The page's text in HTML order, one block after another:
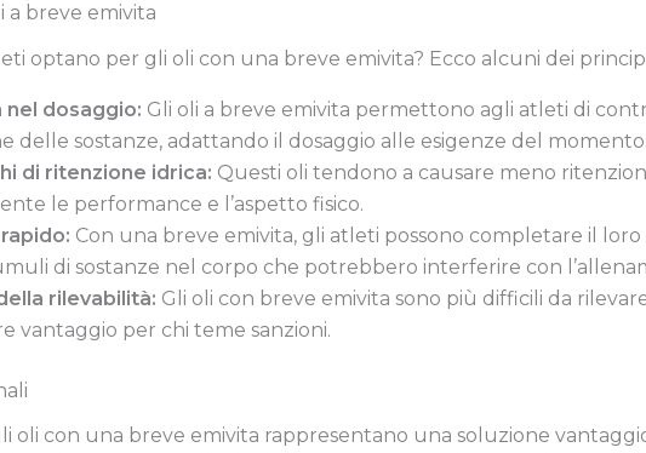
a breve emivita
optano per gli oli con una breve emivita? Ecco alcuni dei
nel dosaggio: Gli oli a breve emivita permettono agli atleti di
delle sostanze, adattando il dosaggio alle esigenze del momento.
di ritenzione idrica: Questi oli tendono a causare meno
le performance e l’aspetto fisico.
Con una breve emivita, gli atleti possono completare il
di sostanze nel corpo che potrebbero interferire con
rilevabilità: Gli oli con breve emivita sono più difficili da
vantaggio per chi teme sanzioni.
oli con una breve emivita rappresentano una soluzione